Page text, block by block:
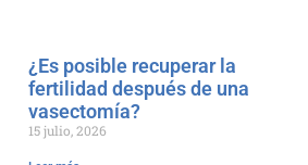
¿Es posible recuperar la
fertilidad después de una
vasectomía?
15 julio, 2026